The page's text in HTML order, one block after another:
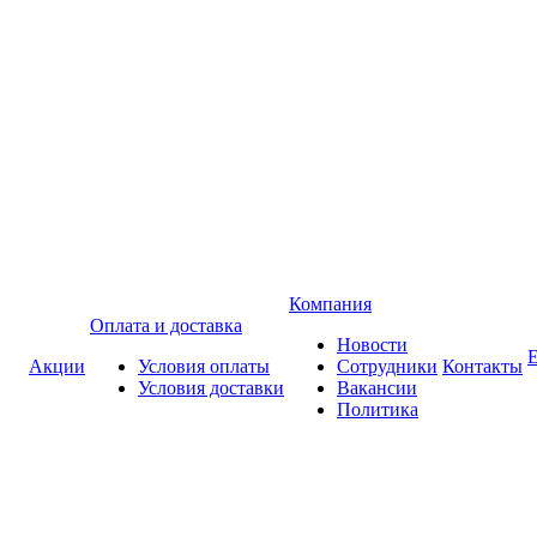
Акции
Оплата и доставка
Условия оплаты
Условия доставки
Компания
Новости
Сотрудники
Вакансии
Политика
Контакты